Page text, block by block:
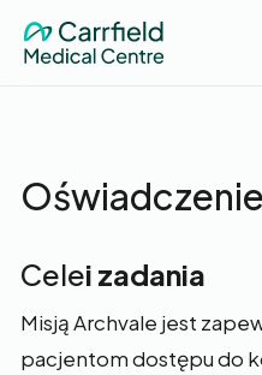
Celei zadania‍
Misją Archvale jest
pacjentom dostępu do